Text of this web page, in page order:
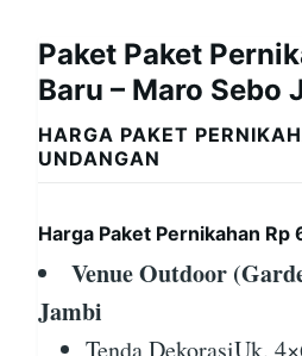
Paket Paket
Baru – Maro Sebo
HARGA PAKET
UNDANGAN
Harga Paket Pernikahan
Venue Outdoor
Jambi